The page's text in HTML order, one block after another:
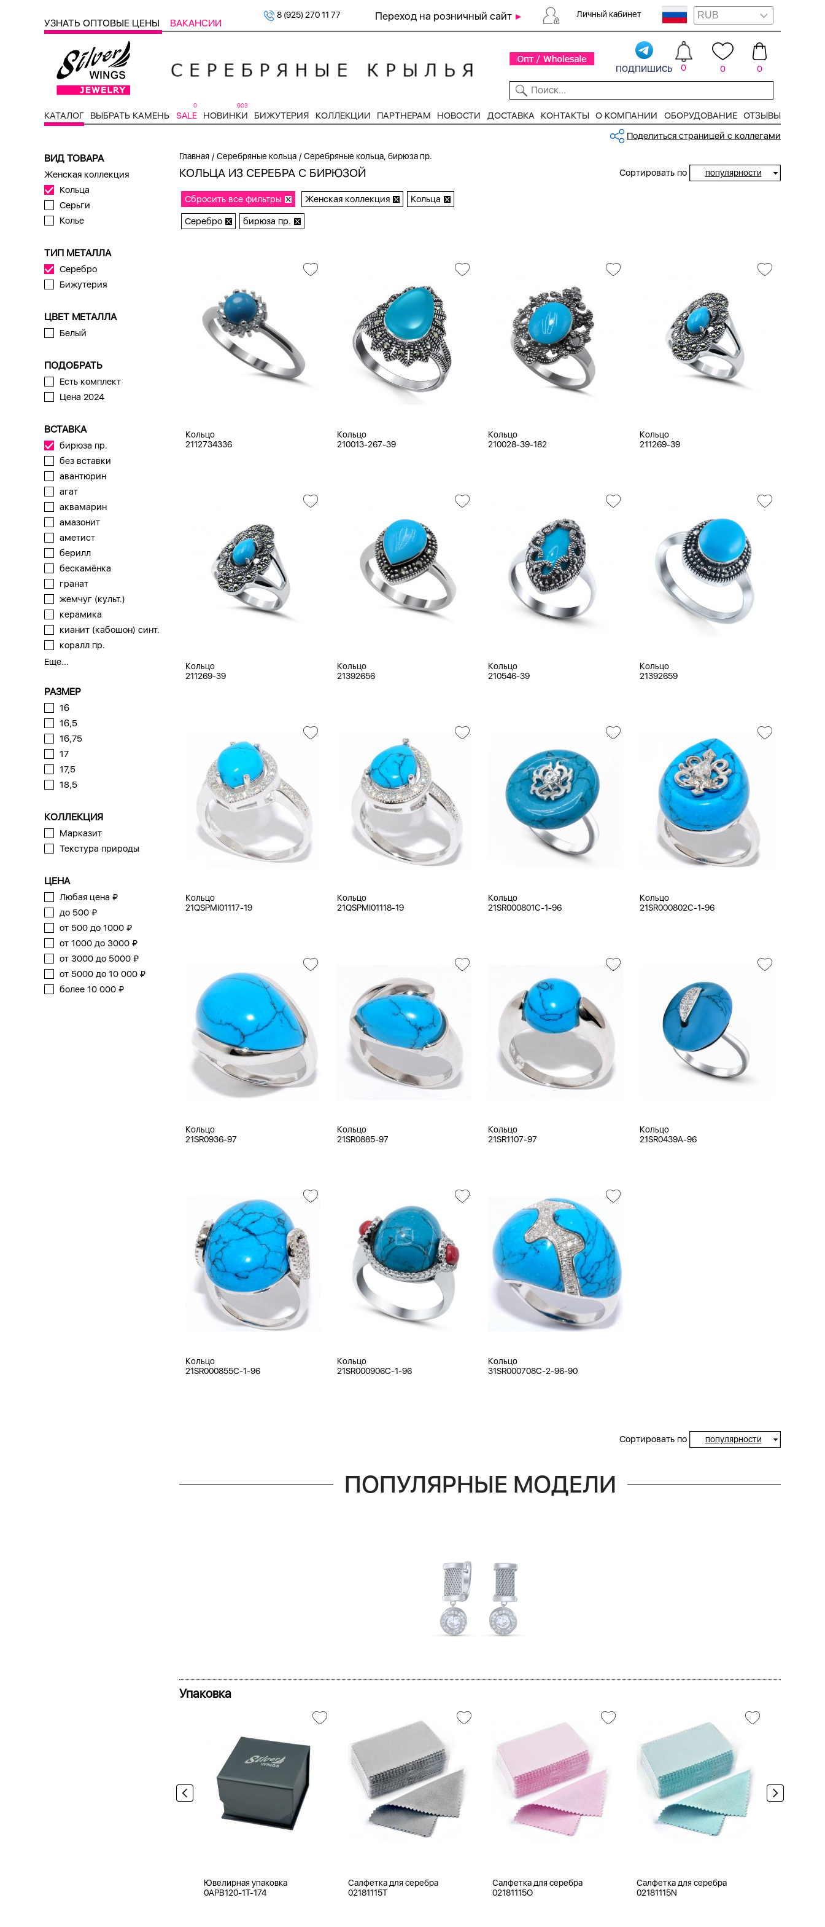
УЗНАТЬ ОПТОВЫЕ ЦЕНЫ ВАКАНСИИ
8 (925) 270 11 77 Переход на розничный сайт Личный кабинет
подпишись 0 0 0
КАТАЛОГ ВЫБРАТЬ КАМЕНЬ SALE
0
НОВИНКИ
903
БИЖУТЕРИЯ КОЛЛЕКЦИИ ПАРТНЕРАМ НОВОСТИ ДОСТАВКА КОНТАКТЫ О КОМПАНИИ ОБОРУДОВАНИЕ ОТЗЫВЫ
Поделиться страницей с коллегами
ВИД ТОВАРА
Женская коллекция
Кольца
Серьги
Колье
ТИП МЕТАЛЛА
Серебро
Бижутерия
ЦВЕТ МЕТАЛЛА
Белый
ПОДОБРАТЬ
Есть комплект
Цена 2024
ВСТАВКА
бирюза пр.
без вставки
авантюрин
агат
аквамарин
амазонит
аметист
берилл
бескамёнка
гранат
жемчуг (культ.)
керамика
кианит (кабошон) синт.
коралл пр.
Еще...
РАЗМЕР
16
16,5
16,75
17
17,5
18,5
КОЛЛЕКЦИЯ
Марказит
Текстура природы
ЦЕНА
Любая цена ₽
до 500 ₽
от 500 до 1000 ₽
от 1000 до 3000 ₽
от 3000 до 5000 ₽
от 5000 до 10 000 ₽
более 10 000 ₽
Главная /Серебряные кольца /Серебряные кольца, бирюза пр.
КОЛЬЦА ИЗ СЕРЕБРА С БИРЮЗОЙ Сортировать по популярности
Сбросить все фильтры Женская коллекция
Кольца
Серебро
бирюза пр.
Кольцо
2112734336
Кольцо
210013-267-39
Кольцо
210028-39-182
Кольцо
211269-39
Кольцо
211269-39
Кольцо
21392656
Кольцо
210546-39
Кольцо
21392659
Кольцо
21QSPMI01117-19
Кольцо
21QSPMI01118-19
Кольцо
21SR000801C-1-96
Кольцо
21SR000802C-1-96
Кольцо
21SR0936-97
Кольцо
21SR0885-97
Кольцо
21SR1107-97
Кольцо
21SR0439A-96
Кольцо
21SR000855C-1-96
Кольцо
21SR000906C-1-96
Кольцо
31SR000708C-2-96-90
Сортировать по популярности
ПОПУЛЯРНЫЕ МОДЕЛИ
Упаковка
Ювелирная упаковка
0APB120-1T-174
Салфетка для серебра
02181115T
Салфетка для серебра
02181115O
Салфетка для серебра
02181115N